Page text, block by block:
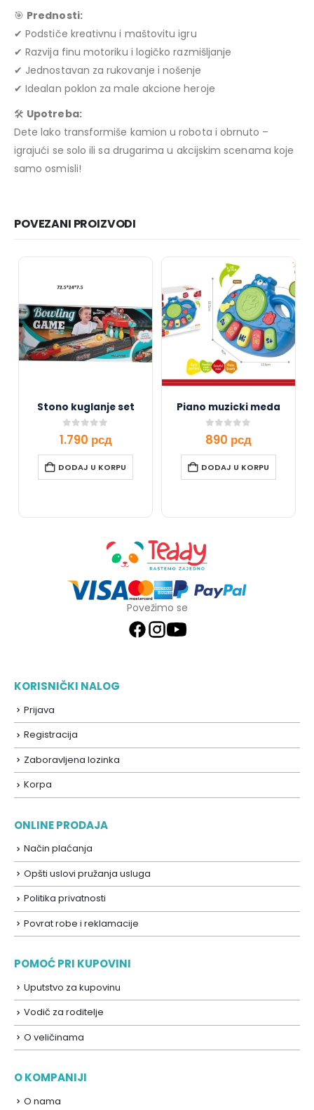
🎯 Prednosti:
✔ Podstiče kreativnu i maštovitu igru
✔ Razvija finu motoriku i logičko razmišljanje
✔ Jednostavan za rukovanje i nošenje
✔ Idealan poklon za male akcione heroje
🛠 Upotreba:
Dete lako transformiše kamion u robota i obrnuto –
igrajući se solo ili sa drugarima u akcijskim scenama koje
samo osmisli!
POVEZANI PROIZVODI
Stono kuglanje set
0out of 5
1.790 рсд
DODAJ U KORPU
Piano muzicki meda
0out of 5
890 рсд
DODAJ U KORPU
Povežimo se
KORISNIČKI NALOG
Prijava
Registracija
Zaboravljena lozinka
Korpa
ONLINE PRODAJA
Način plaćanja
Opšti uslovi pružanja usluga
Politika privatnosti
Povrat robe i reklamacije
POMOĆ PRI KUPOVINI
Uputstvo za kupovinu
Vodič za roditelje
O veličinama
O KOMPANIJI
O nama